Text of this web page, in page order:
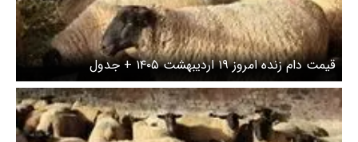
قیمت دام زنده امروز ۱۹ اردیبهشت ۱۴۰۵ + جدول